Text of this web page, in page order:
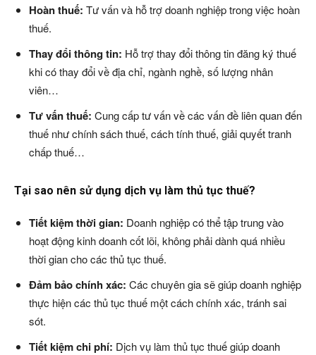
Hoàn thuế: Tư vấn và hỗ trợ doanh nghiệp trong việc hoàn
thuế.
Thay đổi thông tin: Hỗ trợ thay đổi thông tin đăng ký thuế
khi có thay đổi về địa chỉ, ngành nghề, số lượng nhân
viên…
Tư vấn thuế: Cung cấp tư vấn về các vấn đề liên quan đến
thuế như chính sách thuế, cách tính thuế, giải quyết tranh
chấp thuế…
Tại sao nên sử dụng dịch vụ làm thủ tục thuế?
Tiết kiệm thời gian: Doanh nghiệp có thể tập trung vào
hoạt động kinh doanh cốt lõi, không phải dành quá nhiều
thời gian cho các thủ tục thuế.
Đảm bảo chính xác: Các chuyên gia sẽ giúp doanh nghiệp
thực hiện các thủ tục thuế một cách chính xác, tránh sai
sót.
Tiết kiệm chi phí: Dịch vụ làm thủ tục thuế giúp doanh